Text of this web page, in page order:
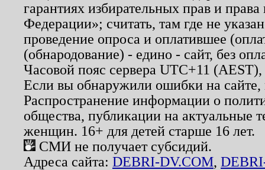
гарантиях избирательных прав и
Федерации»; считать, там где не
проведение опроса и оплатившее
(обнародование) - едино - сайт, без
Часовой пояс сервера UTC+11
Если вы обнаружили ошибки на
Распространение информации о
общества, публикации на актуальные
женщин. 16+ для детей старше 16 лет.
СМИ не получает субсидий.
Адреса сайта: DEBRI-DV.COM,